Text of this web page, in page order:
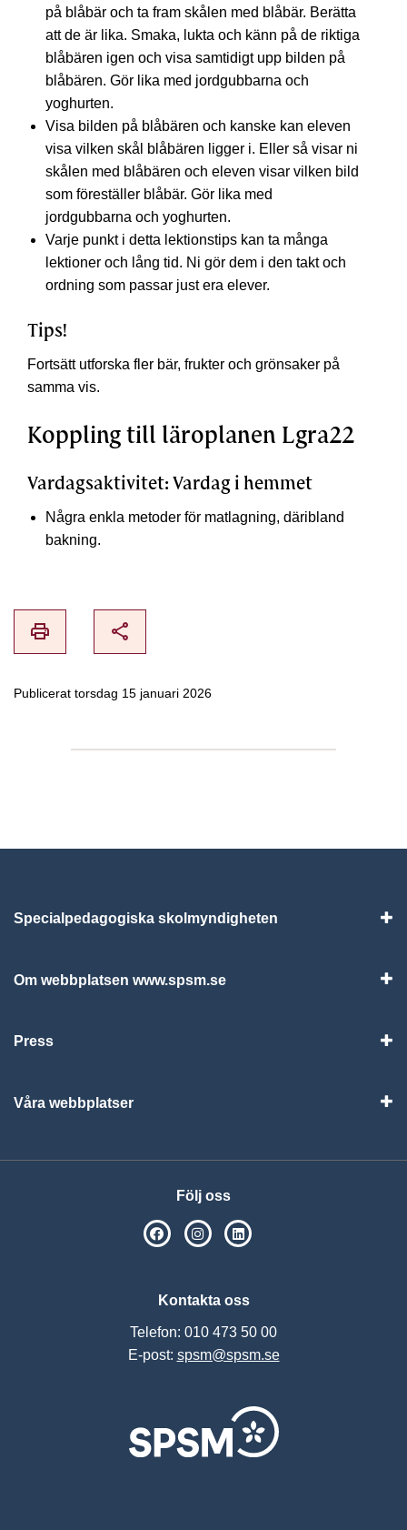
på blåbär och ta fram skålen med blåbär. Berätta
att de är lika. Smaka, lukta och känn på de riktiga
blåbären igen och visa samtidigt upp bilden på
blåbären. Gör lika med jordgubbarna och
yoghurten.
Visa bilden på blåbären och kanske kan eleven
visa vilken skål blåbären ligger i. Eller så visar ni
skålen med blåbären och eleven visar vilken bild
som föreställer blåbär. Gör lika med
jordgubbarna och yoghurten.
Varje punkt i detta lektionstips kan ta många
lektioner och lång tid. Ni gör dem i den takt och
ordning som passar just era elever.
Tips!
Fortsätt utforska fler bär, frukter och grönsaker på
samma vis.
Koppling till läroplanen Lgra22
Vardagsaktivitet: Vardag i hemmet
Några enkla metoder för matlagning, däribland
bakning.
print share
Publicerat torsdag 15 januari 2026
Specialpedagogiska skolmyndigheten
Om webbplatsen www.spsm.se
Press
Våra webbplatser
Följ oss
SPSM på Facebook
SPSM på Instagram
Kontakta oss
Telefon: 010 473 50 00
E-post: spsm@spsm.se